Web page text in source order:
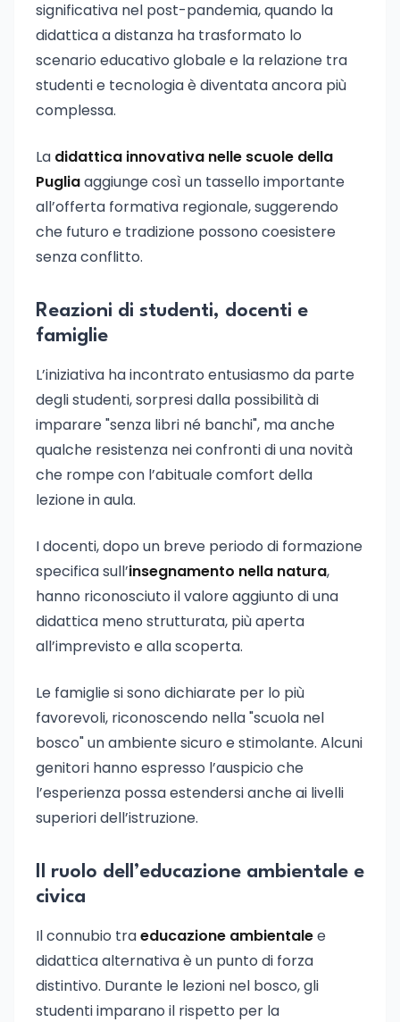
significativa nel post-pandemia, quando la
didattica a distanza ha trasformato lo
scenario educativo globale e la relazione tra
studenti e tecnologia è diventata ancora più
complessa.
La didattica innovativa nelle scuole della
Pugliaaggiunge così un tassello importante
all’offerta formativa regionale, suggerendo
che futuro e tradizione possono coesistere
senza conflitto.
Reazioni di studenti, docenti e
famiglie
L’iniziativa ha incontrato entusiasmo da parte
degli studenti, sorpresi dalla possibilità di
imparare "senza libri né banchi", ma anche
qualche resistenza nei confronti di una novità
che rompe con l’abituale comfort della
lezione in aula.
I docenti, dopo un breve periodo di formazione
specifica sull’insegnamento nella natura,
hanno riconosciuto il valore aggiunto di una
didattica meno strutturata, più aperta
all’imprevisto e alla scoperta.
Le famiglie si sono dichiarate per lo più
favorevoli, riconoscendo nella "scuola nel
bosco" un ambiente sicuro e stimolante. Alcuni
genitori hanno espresso l’auspicio che
l’esperienza possa estendersi anche ai livelli
superiori dell’istruzione.
Il ruolo dell’educazione ambientale e
civica
Il connubio traeducazione ambientalee
didattica alternativa è un punto di forza
distintivo. Durante le lezioni nel bosco, gli
studenti imparano il rispetto per la